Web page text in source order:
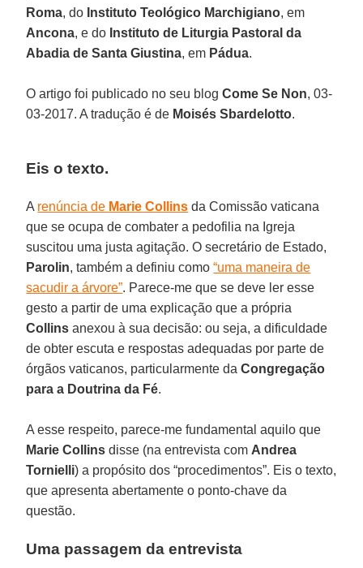
Roma, do Instituto Teológico Marchigiano, em
Ancona, e do Instituto de Liturgia Pastoral da
Abadia de Santa Giustina, em Pádua.
O artigo foi publicado no seu blogCome Se Non, 03-
03-2017. A tradução é de Moisés Sbardelotto.
Eis o texto.
A renúncia de Marie Collins da Comissão vaticana
que se ocupa de combater a pedofilia na Igreja
suscitou uma justa agitação. O secretário de Estado,
Parolin, também a definiu como“uma maneira de
sacudir a árvore”. Parece-me que se deve ler esse
gesto a partir de uma explicação que a própria
Collins anexou à sua decisão: ou seja, a dificuldade
de obter escuta e respostas adequadas por parte de
órgãos vaticanos, particularmente daCongregação
para a Doutrina da Fé.
A esse respeito, parece-me fundamental aquilo que
Marie Collins disse (na entrevista com Andrea
Tornielli) a propósito dos “procedimentos”. Eis o texto,
que apresenta abertamente o ponto-chave da
questão.
Uma passagem da entrevista